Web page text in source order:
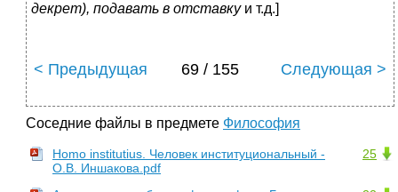
декрет), подавать в отставкуи т.д.]
< Предыдущая 69 / 155 Следующая >
Соседние файлы в предмете Философия
25
Homo institutius. Человек институциональный -
О.В. Иншакова.pdf